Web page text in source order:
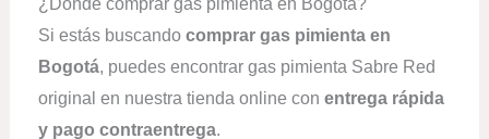
¿Dónde comprar gas pimienta en Bogotá?
Si estás buscando comprar gas pimienta en
Bogotá, puedes encontrar gas pimienta Sabre Red
original en nuestra tienda online con entrega rápida
y pago contraentrega.